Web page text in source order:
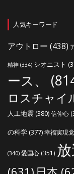
人気キーワード
アウトロー (438)
精神 (334) シオニスト
ース、
ロスチャイ
人工地震(380)信仰心
の科学(377)幸福実現党
(340) 愛国心 (351) 放